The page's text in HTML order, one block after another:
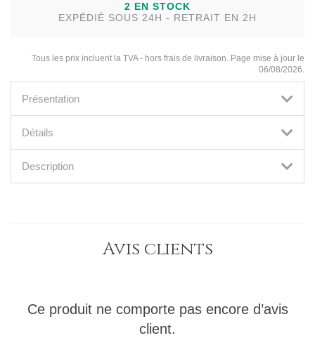
2 EN STOCK
EXPÉDIÉ SOUS 24H - RETRAIT EN 2H
Tous les prix incluent la TVA - hors frais de livraison. Page mise à jour le
06/08/2026.
Présentation
Détails
Description
Avis clients
Ce produit ne comporte pas encore d’avis
client.